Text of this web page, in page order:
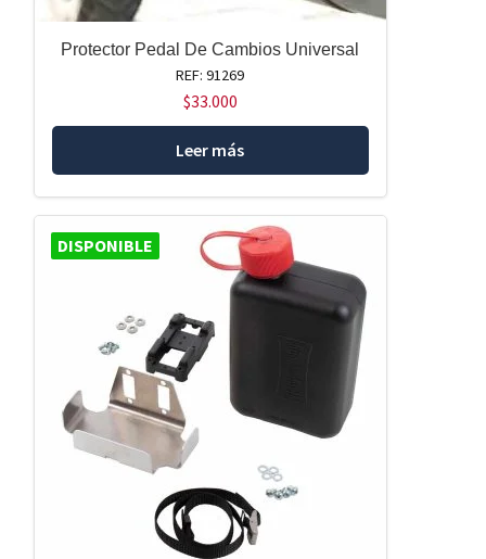
Protector Pedal De Cambios Universal
REF: 91269
$33.000
Leer más
DISPONIBLE